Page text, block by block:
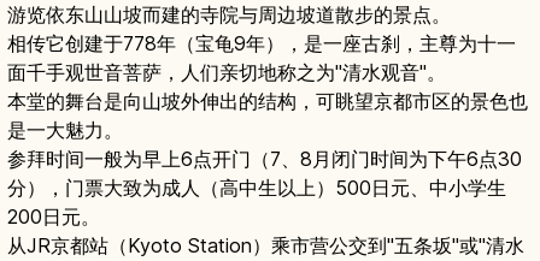
游览依东山山坡而建的寺院与周边坡道散步的景点。
相传它创建于778年（宝龟9年），是一座古刹，主尊为十一
面千手观世音菩萨，人们亲切地称之为"清水观音"。
本堂的舞台是向山坡外伸出的结构，可眺望京都市区的景色也
是一大魅力。
参拜时间一般为早上6点开门（7、8月闭门时间为下午6点30
分），门票大致为成人（高中生以上）500日元、中小学生
200日元。
从JR京都站（Kyoto Station）乘市营公交到"五条坂"或"清水